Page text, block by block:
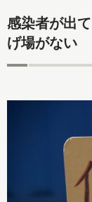
感染者が出
げ場がない